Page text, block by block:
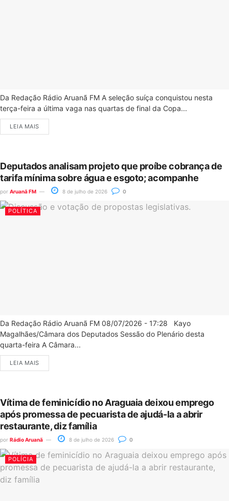
Da Redação Rádio Aruanã FM A seleção suíça conquistou nesta
terça-feira a última vaga nas quartas de final da Copa...
LEIA MAIS
Deputados analisam projeto que proíbe cobrança de
tarifa mínima sobre água e esgoto; acompanhe
por Aruanã FM 8 de julho de 2026 0
POLÍTICA
Da Redação Rádio Aruanã FM 08/07/2026 - 17:28 Kayo
Magalhães/Câmara dos Deputados Sessão do Plenário desta
quarta-feira A Câmara...
LEIA MAIS
Vítima de feminicídio no Araguaia deixou emprego
após promessa de pecuarista de ajudá-la a abrir
restaurante, diz família
por Rádio Aruanã 8 de julho de 2026 0
POLÍCIA